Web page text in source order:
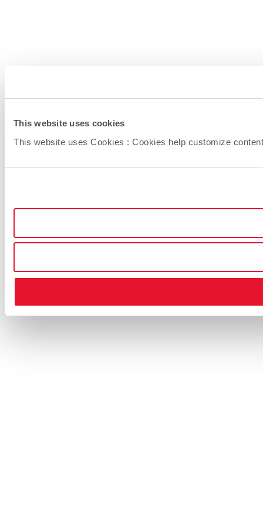
This website uses cookies
This website uses Cookies : Cookies help customize